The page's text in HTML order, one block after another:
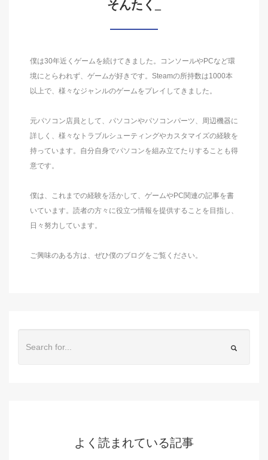
そんたく_
僕は30年近くゲームを続けてきました。コンソールやPCなど環
境にとらわれず、ゲームが好きです。Steamの所持数は1000本
以上で、様々なジャンルのゲームをプレイしてきました。
元パソコン店員として、パソコンやパソコンパーツ、周辺機器に
詳しく、様々なトラブルシューティングやカスタマイズの経験を
持っています。自分自身でパソコンを組み立てたりすることも得
意です。
僕は、これまでの経験を活かして、ゲームやPC関連の記事を書
いています。読者の方々に役立つ情報を提供することを目指し、
日々努力しています。
ご興味のある方は、ぜひ僕のブログをご覧ください。
よく読まれている記事